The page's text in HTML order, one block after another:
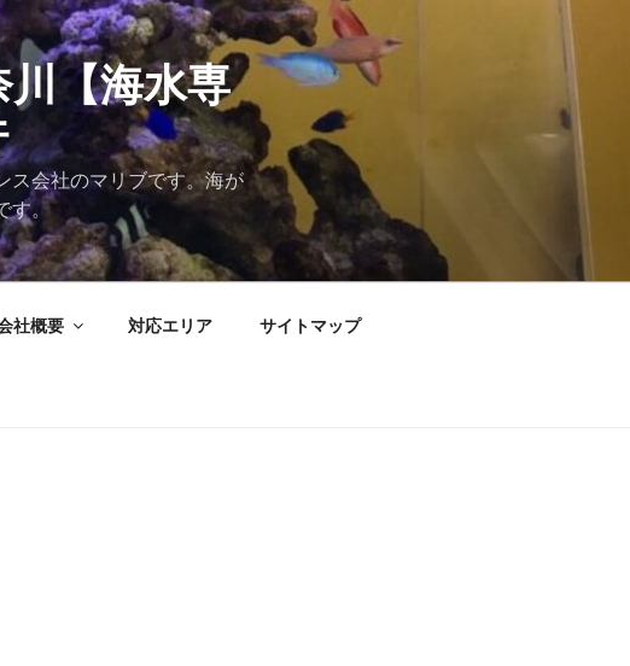
【海水専
ス会社のマリブです。海が
す。
社概要 対応エリア サイトマップ